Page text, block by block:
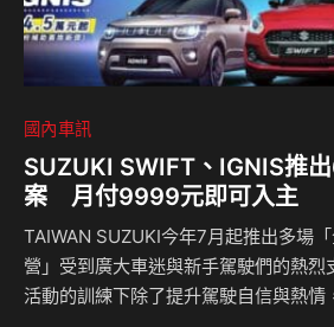
國內車訊
SUZUKI SWIFT、IGNIS推
案 月付9999元即可入主
TAIWAN SUZUKI今年7月起推出多場
營」受到廣大車迷與新手駕駛們的熱烈
活動的訓練下除了提升駕駛自信與熱情